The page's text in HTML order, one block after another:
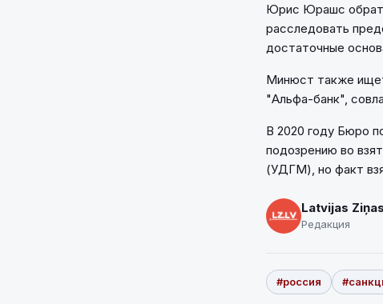
Юрис Юрашс
расследовать
достаточные
Минюст также
"Альфа-банк",
В 2020 году Бюро
подозрению во
(УДГМ), но факт
Latvijas Ziņas
Редакция
#россия